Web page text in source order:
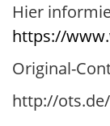
Hier
https://
Original-
http://